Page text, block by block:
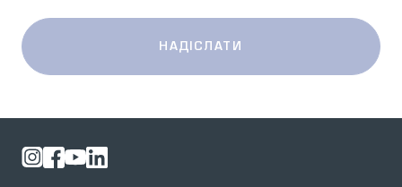
НАДІСЛАТИ